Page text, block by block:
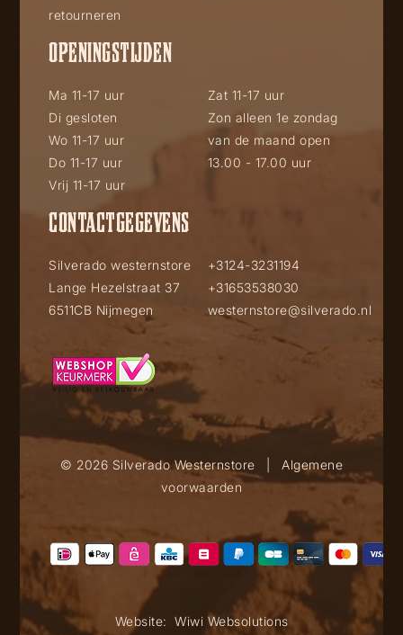
retourneren
OPENINGSTIJDEN
Ma 11-17 uur
Di gesloten
Wo 11-17 uur
Do 11-17 uur
Vrij 11-17 uur
Zat 11-17 uur
Zon alleen 1e zondag
van de maand open
13.00 - 17.00 uur
CONTACTGEGEVENS
Silverado westernstore
Lange Hezelstraat 37
6511CB Nijmegen
+3124-3231194
+31653538030
westernstore@silverado.nl
© 2026 Silverado Westernstore
Algemene
voorwaarden
Website: Wiwi Websolutions